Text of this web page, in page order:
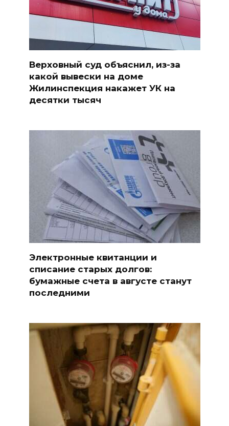
Верховный суд объяснил, из-за
какой вывески на доме
Жилинспекция накажет УК на
десятки тысяч
Электронные квитанции и
списание старых долгов:
бумажные счета в августе станут
последними